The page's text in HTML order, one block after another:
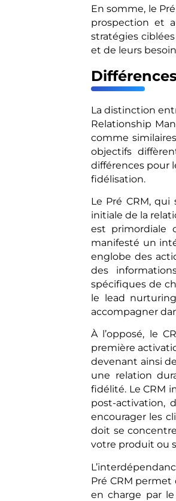
En somme, le
prospection et
stratégies
et de leurs
La distinction
Relationship
comme
objectifs
différences pour
fidélisation.
Le Pré CRM,
initiale de la
est primordiale
manifesté un
englobe des
des
spécifiques de
le lead
accompagner
À l’opposé, le
première
devenant ainsi
une relation
fidélité. Le CRM
post-activation,
encourager les
doit se
votre produit ou
Pré CRM
en charge par